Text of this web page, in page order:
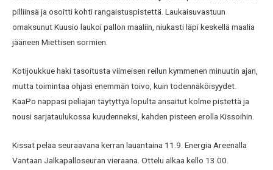
pilliinsä ja osoitti kohti rangaistuspistettä. Laukaisuvastuun
omaksunut Kuusio laukoi pallon maaliin, niukasti läpi keskellä maalia
jääneen Miettisen sormien.
Kotijoukkue haki tasoitusta viimeisen reilun kymmenen minuutin ajan,
mutta toimintaa ohjasi enemmän toivo, kuin todennäköisyydet.
KaaPo nappasi peliajan täytyttyä lopulta ansaitut kolme pistettä ja
nousi sarjataulukossa kuudenneksi, kahden pisteen erolla Kissoihin.
Kissat pelaa seuraavana kerran lauantaina 11.9. Energia Areenalla
Vantaan Jalkapalloseuran vieraana. Ottelu alkaa kello 13.00.